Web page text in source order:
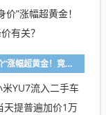
羽毛球“身价”涨幅超黄金！竟与猪肉降价有关？